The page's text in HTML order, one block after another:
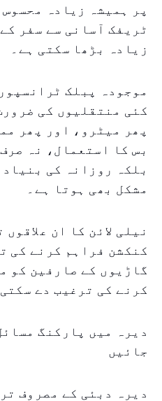
پر ہمیشہ زیادہ
ٹریفک آسانی سے سفر
زیادہ بڑھا سکتی ہے۔
موجودہ پبلک
کئی منتقلیوں کی
پھر میٹرو، اور پھر
بس کا استعمال، نہ
بلکہ روزانہ کی
مشکل بھی ہوتا ہے۔
نیلی لائن کا ان
کنکشن فراہم کرنے کی
گاڑیوں کے صارفین کو
کرنے کی ترغیب دے سکتی
دیرہ میں پارکنگ
جائیں
دیرہ دبئی کے مصروف